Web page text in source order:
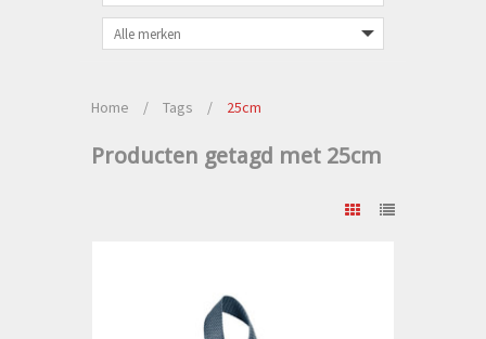
Home / Tags / 25cm
Producten getagd met 25cm